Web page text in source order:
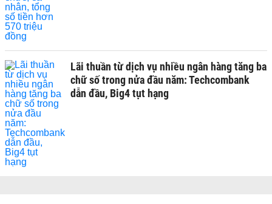
Lãi thuần từ dịch vụ nhiều ngân hàng tăng ba
chữ số trong nửa đầu năm: Techcombank
dẫn đầu, Big4 tụt hạng